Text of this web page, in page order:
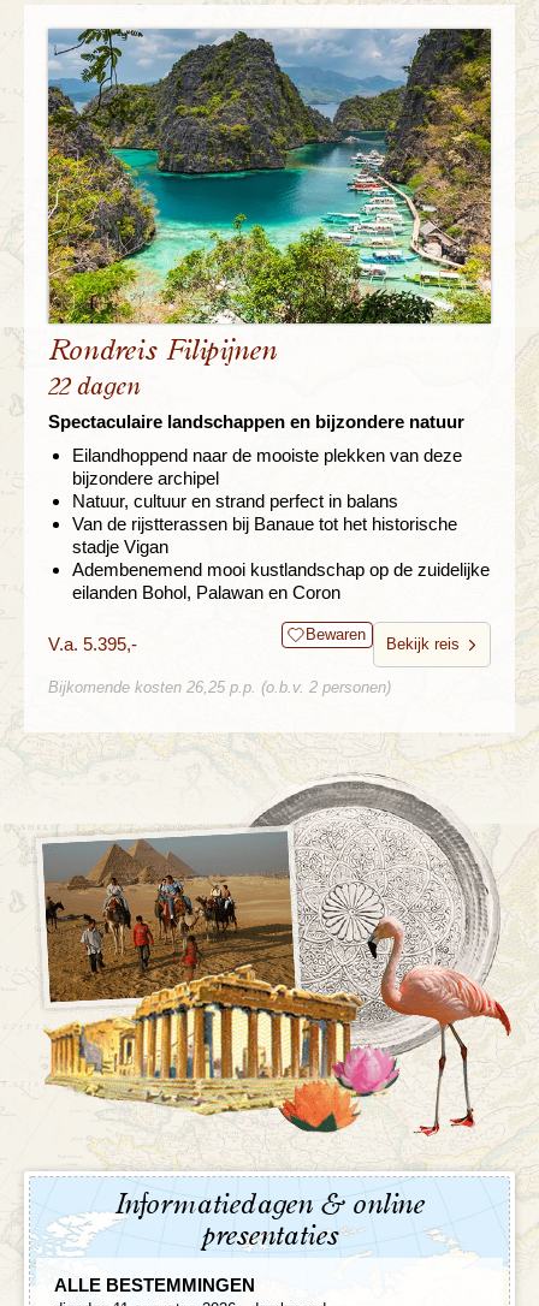
Rondreis Filipijnen
22 dagen
Spectaculaire landschappen en bijzondere natuur
Eilandhoppend naar de mooiste plekken van deze
bijzondere archipel
Natuur, cultuur en strand perfect in balans
Van de rijstterassen bij Banaue tot het historische
stadje Vigan
Adembenemend mooi kustlandschap op de zuidelijke
eilanden Bohol, Palawan en Coron
V.a. 5.395,- Bewaren
Bekijk reis
Bijkomende kosten 26,25 p.p. (o.b.v. 2 personen)
Informatiedagen & online
presentaties
ALLE BESTEMMINGEN